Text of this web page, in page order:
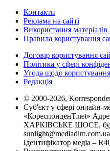
Контакти
Реклама на сайті
Використання
Правила користування
Договір користування
Політика у сфері
Угода щодо користування
Редакція
© 2000-2026,
Суб'єкт у сфері онлайн-
«КореспонденТ.net»
ХАРКІВСЬКЕ ШОСЕ,
sunlight@mediadim.com.ua
Ідентифікатор медіа –